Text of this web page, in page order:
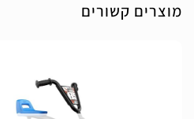
מוצרים קשורים